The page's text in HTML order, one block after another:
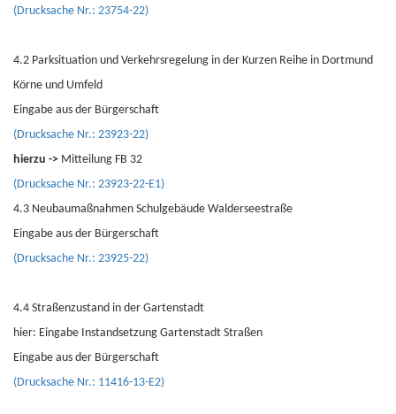
(Drucksache Nr.: 23754-22)
4.2 Parksituation und Verkehrsregelung in der Kurzen Reihe in Dortmund
Körne und Umfeld
Eingabe aus der Bürgerschaft
(Drucksache Nr.: 23923-22)
hierzu -> Mitteilung FB 32
(Drucksache Nr.: 23923-22-E1)
4.3 Neubaumaßnahmen Schulgebäude Walderseestraße
Eingabe aus der Bürgerschaft
(Drucksache Nr.: 23925-22)
4.4 Straßenzustand in der Gartenstadt
hier: Eingabe Instandsetzung Gartenstadt Straßen
Eingabe aus der Bürgerschaft
(Drucksache Nr.: 11416-13-E2)